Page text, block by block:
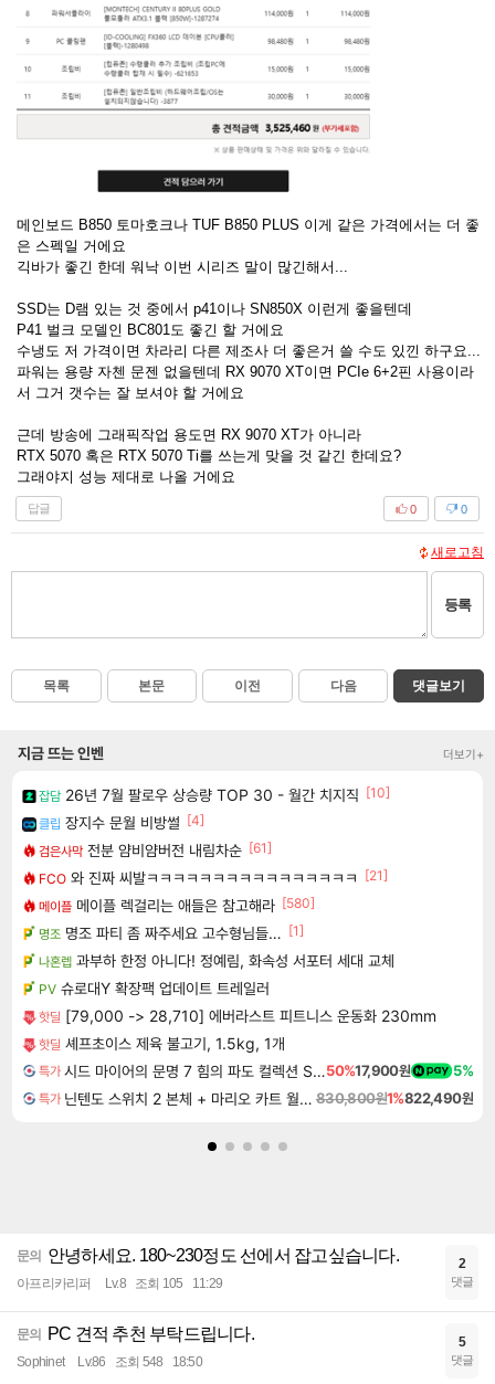
메인보드 B850 토마호크나 TUF B850 PLUS 이게 같은 가격에서는 더 좋
은 스펙일 거에요
긱바가 좋긴 한데 워낙 이번 시리즈 말이 많긴해서...
SSD는 D램 있는 것 중에서 p41이나 SN850X 이런게 좋을텐데
P41 벌크 모델인 BC801도 좋긴 할 거에요
수냉도 저 가격이면 차라리 다른 제조사 더 좋은거 쓸 수도 있낀 하구요...
파워는 용량 자첸 문젠 없을텐데 RX 9070 XT이면 PCIe 6+2핀 사용이라
서 그거 갯수는 잘 보셔야 할 거에요
근데 방송에 그래픽작업 용도면 RX 9070 XT가 아니라
RTX 5070 혹은 RTX 5070 Ti를 쓰는게 맞을 것 같긴 한데요?
그래야지 성능 제대로 나올 거에요
답글 0
0
새로고침
등록
목록 본문 이전 다음 댓글보기
지금 뜨는 인벤 더보기+
잡담 26년 7월 팔로우 상승량 TOP 30 - 월간 치지직 [10]
클립 장지수 문월 비방썰 [4]
검은사막 전분 얌비얌버전 내림차순 [61]
FCO 와 진짜 씨발ㅋㅋㅋㅋㅋㅋㅋㅋㅋㅋㅋㅋㅋㅋㅋㅋ
[21]
메이플 메이플 렉걸리는 애들은 참고해라 [580]
명조 명조 파티 좀 짜주세요 고수형님들… [1]
나혼렙 과부하 한정 아니다! 정예림, 화속성 서포터 세대 교체
PV 슈로대Y 확장팩 업데이트 트레일러
핫딜 [79,000 -> 28,710] 에버라스트 피트니스 운동화 230mm
핫딜 셰프초이스 제육 불고기, 1.5kg, 1개
특가 시드 마이어의 문명 7 힘의 파도 컬렉션 Sid Meier's Civilization VII Tides of Power Collection DLC50%17,900원 5%
특가 닌텐도 스위치 2 본체 + 마리오 카트 월드 + 슈퍼 마리오 파티 잼버리 닌텐도 스위치 2 에디션 + 잼버리 TV 번들 830,800원1%822,490원
문의 안녕하세요. 180~230정도 선에서 잡고싶습니다.
아프리카리퍼 Lv.8 조회 105 11:29
2
댓글
문의 PC 견적 추천 부탁드립니다.
Sophinet Lv.86 조회 548 18:50
5
댓글